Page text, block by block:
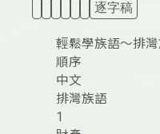
逐字稿
輕鬆學族語～排灣
順序
中文
排灣族語
1